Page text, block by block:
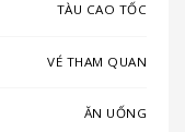
TÀU CAO TỐC
VÉ THAM QUAN
ĂN UỐNG